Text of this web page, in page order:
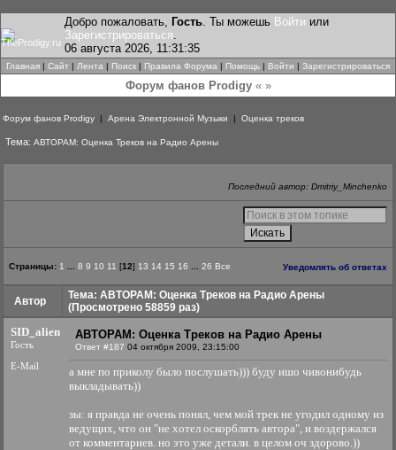
Добро пожаловать, Гость. Ты можешь Войти или
Зарегистрироваться.
06 августа 2026, 11:31:35
Главная | Сайт | Лента | Поиск | Правила Форума | Помощь | Войти | Зарегистрироваться
Форум фанов Prodigy« »
Форум фанов Prodigy | Арена Электронной Музыки | Оценка треков
Тема: АВТОРАМ: Оценка Треков на Радио Арены
Последний автор: Dmitriy_Minchenko
Страницы: 1 8 9 10 11 [12] 13 14 15 16 26 Все Уведомлять об ответах
Автор
Тема: АВТОРАМ: Оценка Треков на Радио Арены
(Просмотрено 58859 раз)
SID_alien
Гость
E-Mail
АВТОРАМ: Оценка Треков на Радио Арены
Ответ #187 04 октября 2009, 23:15:00
а мне по приколу было послушать))) буду ишо чивонибудь
выкладывать))
зы: я правда не очень понял, чем мой трек не угодил одному из
ведущих, что он "не хотел оскорблять автора", и воздержался
от комментариев. но это уже детали. в целом оч здорово.))